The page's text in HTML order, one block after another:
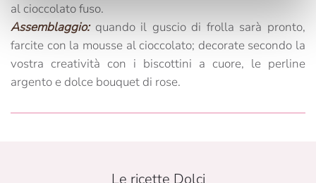
al cioccolato fuso.
Assemblaggio: quando il guscio di frolla sarà pronto,
farcite con la mousse al cioccolato; decorate secondo la
vostra creatività con i biscottini a cuore, le perline
argento e dolce bouquet di rose.
Le ricette Dolci